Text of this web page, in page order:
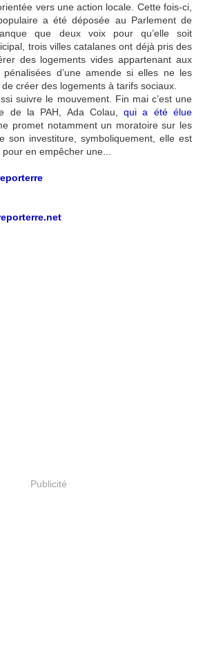
vers une action locale. Cette fois-ci,
a été déposée au Parlement de
que deux voix pour qu’elle soit
trois villes catalanes ont déjà pris des
des logements vides appartenant aux
d’une amende si elles ne les
créer des logements à tarifs sociaux.
suivre le mouvement. Fin mai c’est une
de la PAH , Ada Colau,qui a été élue
promet notamment un moratoire sur les
son investiture, symboliquement, elle est
en empêcher une...
Publicité